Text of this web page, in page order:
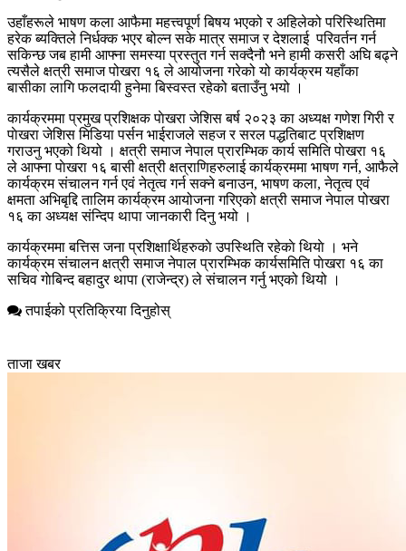
उहाँहरूले भाषण कला आफैमा महत्त्वपूर्ण बिषय भएको र अहिलेको परिस्थितिमा
हरेक ब्यक्तिले निर्धक्क भएर बोल्न सके मात्र समाज र देशलाई परिवर्तन गर्न
सकिन्छ जब हामी आफ्ना समस्या प्रस्तुत गर्न सक्दैनौ भने हामी कसरी अघि बढ्ने
त्यसैले क्षत्री समाज पोखरा १६ ले आयोजना गरेको यो कार्यक्रम यहाँका
बासीका लागि फलदायी हुनेमा बिस्वस्त रहेको बताउँनु भयो ।
कार्यक्रममा प्रमुख प्रशिक्षक पाेखरा जेशिस बर्ष २०२३ का अध्यक्ष गणेश गिरी र
पाेखरा जेशिस मिडिया पर्सन भाईराजले सहज र सरल पद्धतिबाट प्रशिक्षण
गराउनु भएको थियो । क्षत्री समाज नेपाल प्रारम्भिक कार्य समिति पाेखरा १६
ले आफ्ना पाेखरा १६ बासी क्षत्री क्षत्राणिहरुलाई कार्यक्रममा भाषण गर्न, आफैले
कार्यक्रम संचालन गर्न एवं नेतृत्व गर्न सक्ने बनाउन, भाषण कला, नेतृत्व एवं
क्षमता अभिबृद्दि तालिम कार्यक्रम आयोजना गरिएको क्षत्री समाज नेपाल पोखरा
१६ का अध्यक्ष संन्दिप थापा जानकारी दिनु भयो ।
कार्यक्रममा बत्तिस जना प्रशिक्षार्थिहरुकाे उपस्थिति रहेकाे थियाे । भने
कार्यक्रम संचालन क्षत्री समाज नेपाल प्रारम्भिक कार्यसमिति पाेखरा १६ का
सचिव गाेबिन्द बहादुर थापा (राजेन्द्र) ले संचालन गर्नु भएको थियो ।
तपाईको प्रतिक्रिया दिनुहोस्
ताजा खबर